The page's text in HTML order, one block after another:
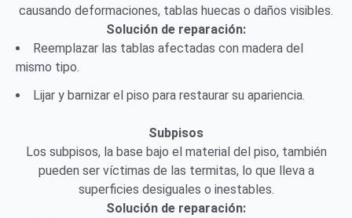
causando deformaciones, tablas huecas o daños visibles.
Solución de reparación:
Reemplazar las tablas afectadas con madera del
mismo tipo.
Lijar y barnizar el piso para restaurar su apariencia.
Subpisos
Los subpisos, la base bajo el material del piso, también
pueden ser víctimas de las termitas, lo que lleva a
superficies desiguales o inestables.
Solución de reparación: